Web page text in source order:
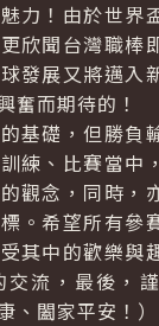
力！由於世界
欣聞台灣職棒
發展又將邁入
奮而期待的！
礎，但勝負
練、比賽當中
觀念，同時，
。希望所有參
其中的歡樂與
流，最後，
、闔家平安！）